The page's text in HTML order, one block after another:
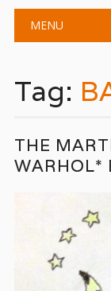
Main
MENU
Tag:
THE
WARHOL*